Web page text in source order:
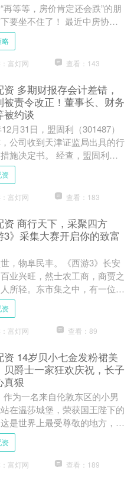
再等等，房价肯定还会跌”的朋
要坐不住了！ 最近中房协刚
告，说全国房地产政策持续宽
和地方各种利好....
富灯网 查看：143
资 多期财报存会计差错，
被责令改正！董事长、财务
被约谈
月31日，盟固利（301487）
公司收到天津证监局出具的行
施决定书。 经查，盟固利
季报、2023年年报、2024年
富灯网 查看：183
资 商行天下，采聚四方
3》采集大赛开启你的致富
，物阜民丰。《西游3》长安
业兴旺，然士农工商，商贾之
所轻。东市集之中，有一位名
商人，胸怀大志，决心以一己
这千年成见。为此....
富灯网 查看：89
资 14岁贝小七金发粉裙美
贝爵士一家狂欢庆祝，长子
真狠
作为一名来自伦敦东区的小男
在温莎城堡，荣获国王陛下的
是世界上最受尊敬的地方，这
珍贵与非凡。” 11月4日，足
克汉姆，经过....
富灯网 查看：189